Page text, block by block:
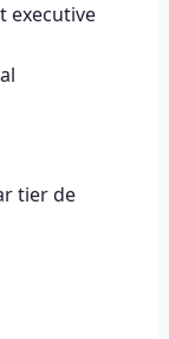
executive
tier de